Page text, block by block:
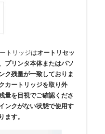
トリッジはオートリセッ
プリンタ本体またはパソ
ク残量が一致しておりま
カートリッジを取り外
量を目視でご確認くださ
ンクがない状態で使用す
ます。